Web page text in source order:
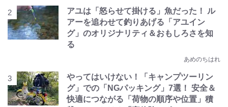
アユは「怒らせて掛ける」魚だった！ ル
アーを追わせて釣りあげる「アユイン
グ」のオリジナリティ＆おもしろさを知
る
あめのちはれ
やってはいけない！「キャンプツーリン
グ」での「NGパッキング」7選！ 安全＆
快適につながる「荷物の順序や位置」積